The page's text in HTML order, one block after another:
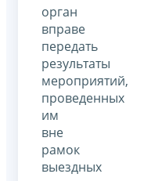
орган
вправе
передать
результаты
мероприятий,
проведенных
им
вне
рамок
выездных